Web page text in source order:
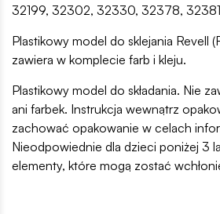
32199, 32302, 32330, 32378,
Plastikowy model do sklejania Revell
zawiera w komplecie farb i kleju.
Plastikowy model do składania. Nie
ani farbek. Instrukcja wewnątrz
zachować opakowanie w celach
Nieodpowiednie dla dzieci poniżej 3
elementy, które mogą zostać